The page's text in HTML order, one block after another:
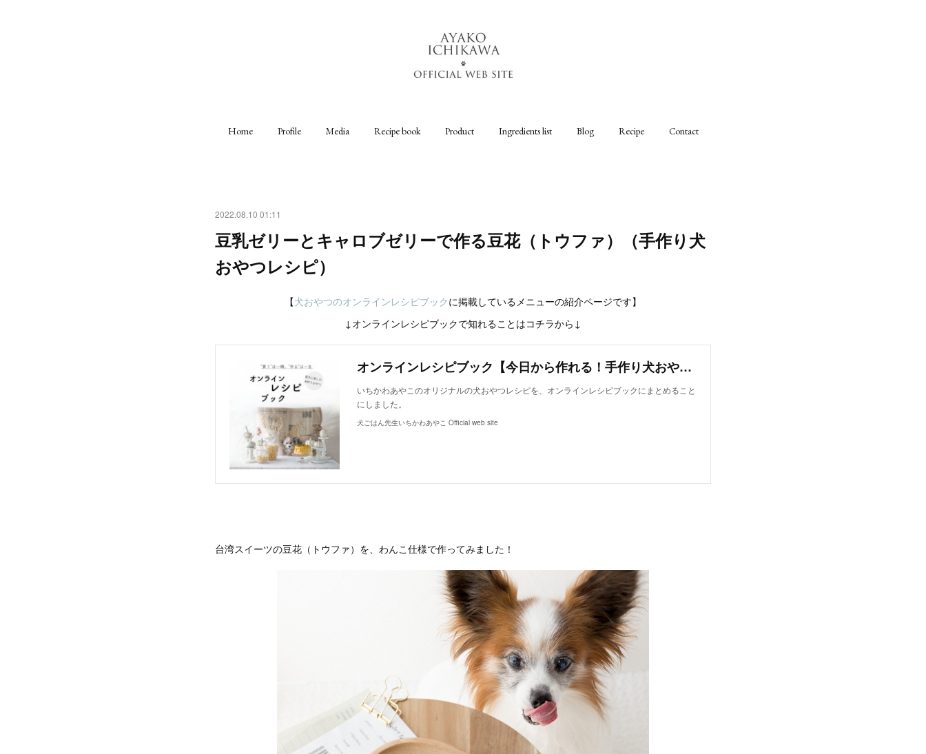
Home Profile Media Recipe book Product Ingredients list Blog Recipe Contact
2022.08.10 01:11
豆乳ゼリーとキャロブゼリーで作る豆花（トウファ）（手作り犬
おやつレシピ）
【犬おやつのオンラインレシピブックに掲載しているメニューの紹介ページです】
↓オンラインレシピブックで知れることはコチラから↓
オンラインレシピブック【今日から作れる！手作り犬おやつレシピ】
いちかわあやこのオリジナルの犬おやつレシピを、オンラインレシピブックにまとめること
にしました。
犬ごはん先生いちかわあやこ Official web site
台湾スイーツの豆花（トウファ）を、わんこ仕様で作ってみました！